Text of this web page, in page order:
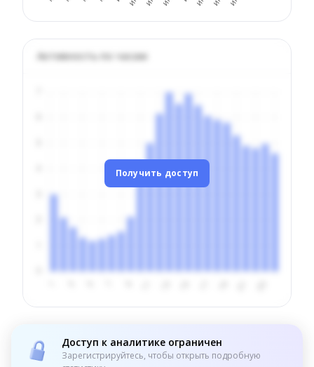
Активность по часам
Получить доступ
Доступ к аналитике ограничен
Зарегистрируйтесь, чтобы открыть подробную